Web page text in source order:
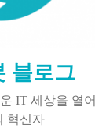
블로그
IT 세상을 열어
혁신자